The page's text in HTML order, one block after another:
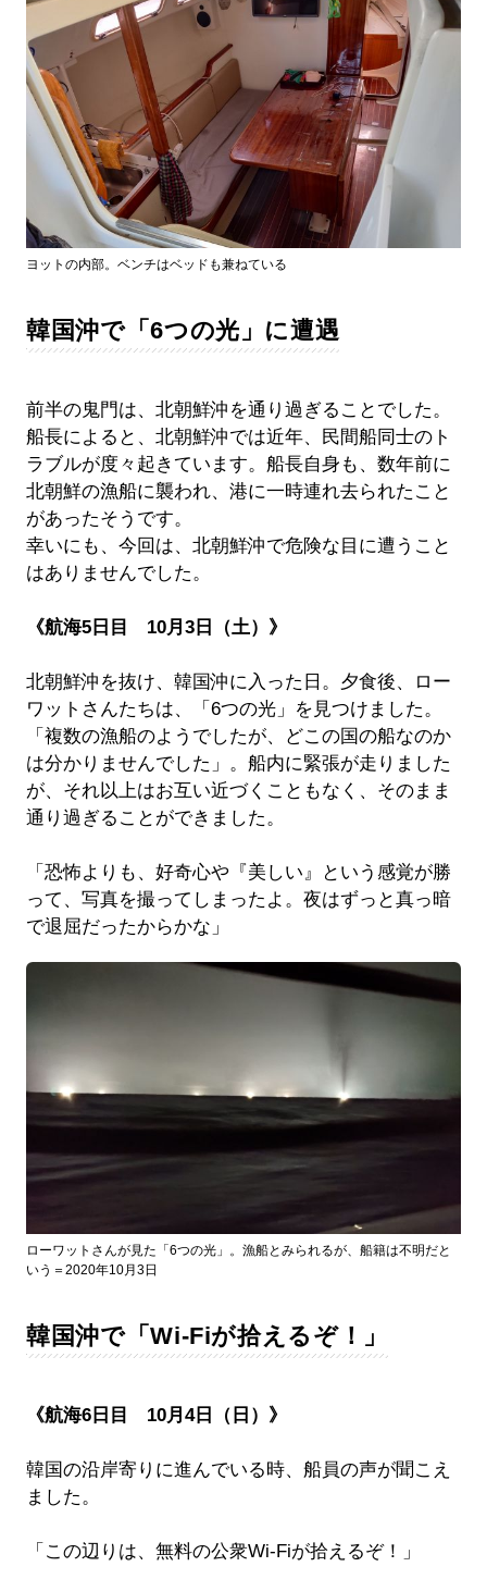
ヨットの内部。ベンチはベッドも兼ねている
韓国沖で「6つの光」に遭遇
前半の鬼門は、北朝鮮沖を通り過ぎることでした。
船長によると、北朝鮮沖では近年、民間船同士のト
ラブルが度々起きています。船長自身も、数年前に
北朝鮮の漁船に襲われ、港に一時連れ去られたこと
があったそうです。
幸いにも、今回は、北朝鮮沖で危険な目に遭うこと
はありませんでした。
《航海5日目 10月3日（土）》
北朝鮮沖を抜け、韓国沖に入った日。夕食後、ロー
ワットさんたちは、「6つの光」を見つけました。
「複数の漁船のようでしたが、どこの国の船なのか
は分かりませんでした」。船内に緊張が走りました
が、それ以上はお互い近づくこともなく、そのまま
通り過ぎることができました。
「恐怖よりも、好奇心や『美しい』という感覚が勝
って、写真を撮ってしまったよ。夜はずっと真っ暗
で退屈だったからかな」
ローワットさんが見た「6つの光」。漁船とみられるが、船籍は不明だと
いう＝2020年10月3日
韓国沖で「Wi-Fiが拾えるぞ！」
《航海6日目 10月4日（日）》
韓国の沿岸寄りに進んでいる時、船員の声が聞こえ
ました。
「この辺りは、無料の公衆Wi-Fiが拾えるぞ！」